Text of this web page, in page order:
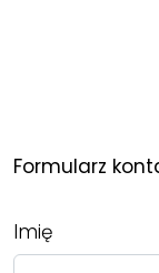
Formularz
Imię